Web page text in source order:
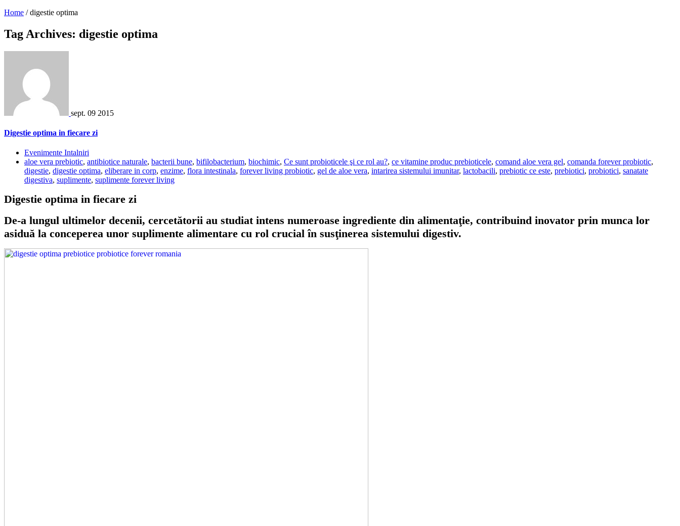
Home / digestie optima
Tag Archives: digestie optima
sept. 09 2015
Digestie optima in fiecare zi
Evenimente Intalniri
aloe vera prebiotic, antibiotice naturale, bacterii bune, bifilobacterium, biochimic, Ce sunt probioticele şi ce rol au?, ce vitamine produc prebioticele, comand aloe vera gel, comanda forever probiotic,
digestie, digestie optima, eliberare in corp, enzime, flora intestinala, forever living probiotic, gel de aloe vera, intarirea sistemului imunitar, lactobacili, prebiotic ce este, prebiotici, probiotici, sanatate
digestiva, suplimente, suplimente forever living
Digestie optima in fiecare zi
De-a lungul ultimelor decenii, cercetătorii au studiat intens numeroase ingrediente din alimentaţie, contribuind inovator prin munca lor
asiduă la conceperea unor suplimente alimentare cu rol crucial în susţinerea sistemului digestiv.